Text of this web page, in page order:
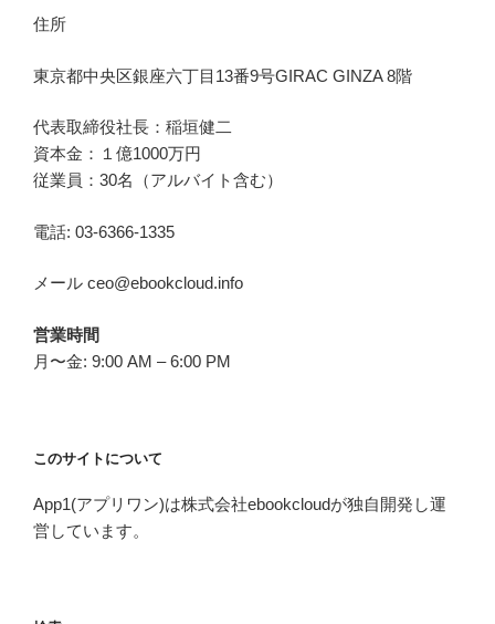
住所
東京都中央区銀座六丁目 13番9号GIRAC GINZA 8階
代表取締役社長：稲垣健二
資本金：１億1000万円
従業員：30名（アルバイト含む）
電話: 03-6366-1335
メール ceo@ebookcloud.info
営業時間
月〜金: 9:00 AM – 6:00 PM
このサイトについて
App1(アプリワン)は株式会社ebookcloudが独自開発し運
営しています。